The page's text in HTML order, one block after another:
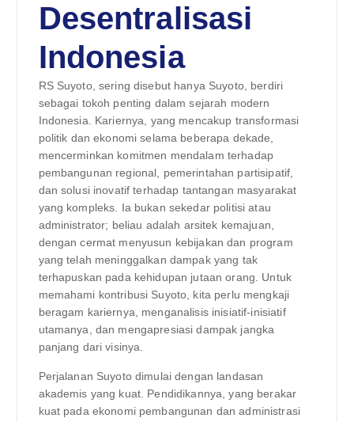
Desentralisasi
Indonesia
RS Suyoto, sering disebut hanya Suyoto, berdiri
sebagai tokoh penting dalam sejarah modern
Indonesia. Kariernya, yang mencakup transformasi
politik dan ekonomi selama beberapa dekade,
mencerminkan komitmen mendalam terhadap
pembangunan regional, pemerintahan partisipatif,
dan solusi inovatif terhadap tantangan masyarakat
yang kompleks. Ia bukan sekedar politisi atau
administrator; beliau adalah arsitek kemajuan,
dengan cermat menyusun kebijakan dan program
yang telah meninggalkan dampak yang tak
terhapuskan pada kehidupan jutaan orang. Untuk
memahami kontribusi Suyoto, kita perlu mengkaji
beragam kariernya, menganalisis inisiatif-inisiatif
utamanya, dan mengapresiasi dampak jangka
panjang dari visinya.
Perjalanan Suyoto dimulai dengan landasan
akademis yang kuat. Pendidikannya, yang berakar
kuat pada ekonomi pembangunan dan administrasi